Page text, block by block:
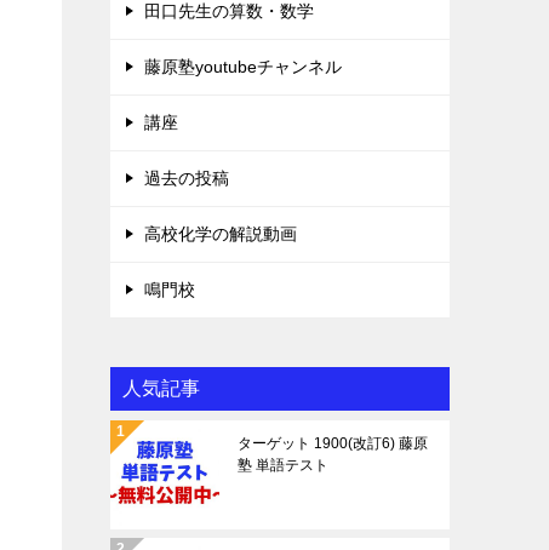
田口先生の算数・数学
藤原塾youtubeチャンネル
講座
過去の投稿
高校化学の解説動画
鳴門校
人気記事
ターゲット 1900(改訂6) 藤原
塾 単語テスト